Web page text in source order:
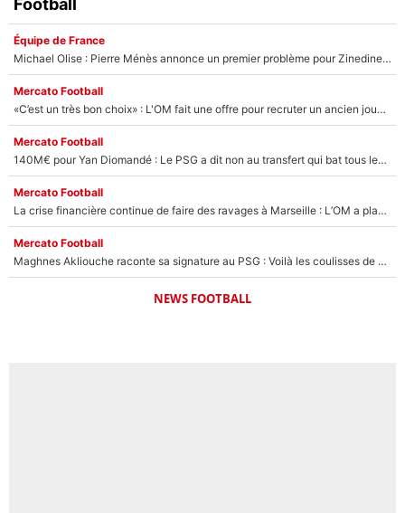
Football
Équipe de France
Michael Olise : Pierre Ménès annonce un premier problème pour Zinedine Zidane en équipe de France
Mercato Football
«C’est un très bon choix» : L'OM fait une offre pour recruter un ancien joueur du PSG... et c'est validé dans l'After Foot !
Mercato Football
140M€ pour Yan Diomandé : Le PSG a dit non au transfert qui bat tous les records sur le mercato
Mercato Football
La crise financière continue de faire des ravages à Marseille : L’OM a placé 12 joueurs sur le marché des transferts… et ça pourrait lui rapporter près de 100M€ !
Mercato Football
Maghnes Akliouche raconte sa signature au PSG : Voilà les coulisses de son transfert de rêve à 50M€
NEWS FOOTBALL